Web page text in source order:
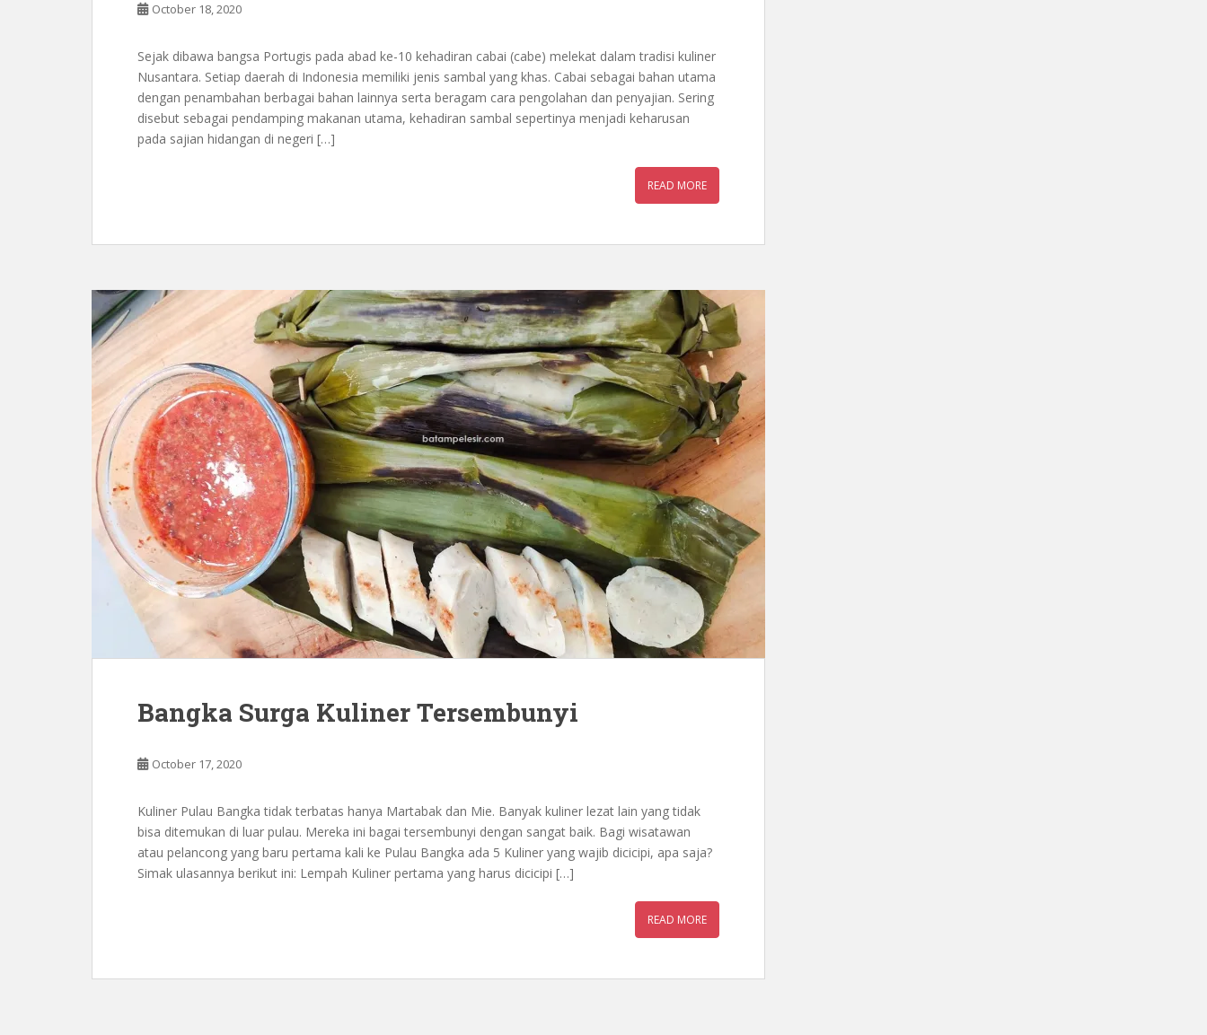
October 18, 2020
Sejak dibawa bangsa Portugis pada abad ke-10 kehadiran cabai (cabe) melekat dalam tradisi kuliner
Nusantara. Setiap daerah di Indonesia memiliki jenis sambal yang khas. Cabai sebagai bahan utama
dengan penambahan berbagai bahan lainnya serta beragam cara pengolahan dan penyajian. Sering
disebut sebagai pendamping makanan utama, kehadiran sambal sepertinya menjadi keharusan
pada sajian hidangan di negeri […]
READ MORE
Bangka Surga Kuliner Tersembunyi
October 17, 2020
Kuliner Pulau Bangka tidak terbatas hanya Martabak dan Mie. Banyak kuliner lezat lain yang tidak
bisa ditemukan di luar pulau. Mereka ini bagai tersembunyi dengan sangat baik. Bagi wisatawan
atau pelancong yang baru pertama kali ke Pulau Bangka ada 5 Kuliner yang wajib dicicipi, apa saja?
Simak ulasannya berikut ini: Lempah Kuliner pertama yang harus dicicipi […]
READ MORE